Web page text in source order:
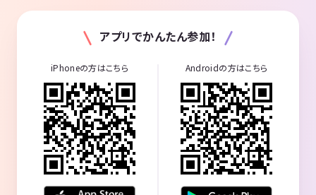
アプリでかんたん参加！
iPhoneの方はこちら Androidの方はこちら